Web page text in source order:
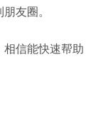
友圈。
相信能快速帮助